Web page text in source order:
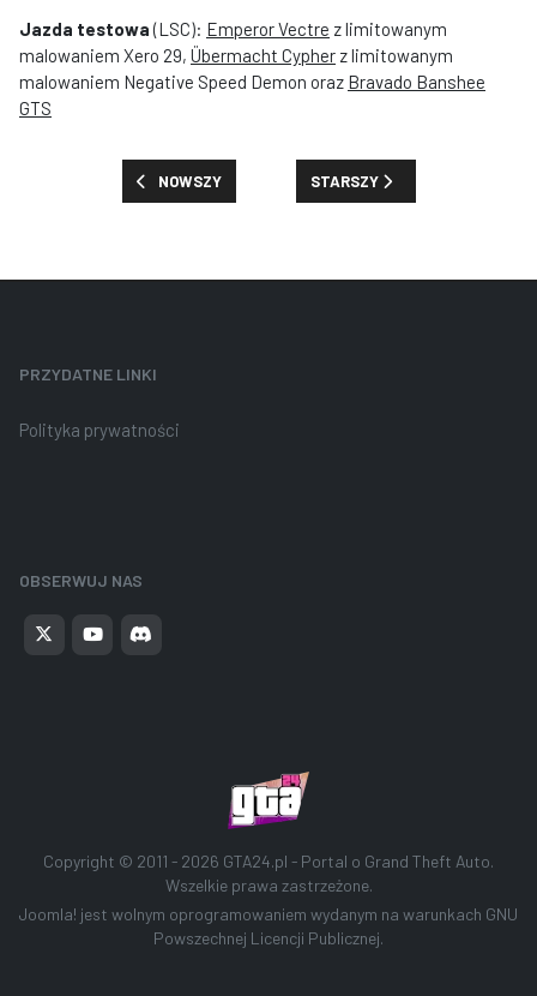
Jazda testowa(LSC): Emperor Vectre z limitowanym
malowaniem Xero 29, Übermacht Cypher z limitowanym
malowaniem Negative Speed Demon oraz Bravado Banshee
GTS
POPRZEDNIA STRONA: ZARYS TYGODNIA W GTA
NOWSZY NASTĘPNA STRONA: ZARYS
STARSZY
PRZYDATNE LINKI
Polityka prywatności
OBSERWUJ NAS
Copyright © 2011 - 2026 GTA24.pl - Portal o Grand Theft Auto.
Wszelkie prawa zastrzeżone.
Joomla! jest wolnym oprogramowaniem wydanym na warunkach GNU
Powszechnej Licencji Publicznej.